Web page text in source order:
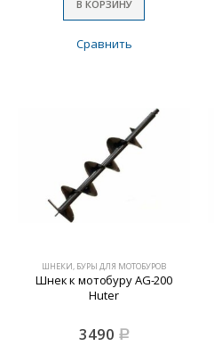
В КОРЗИНУ
Сравнить
ШНЕКИ, БУРЫ ДЛЯ МОТОБУРОВ
Шнек к мотобуру AG-200
Huter
3490 Р